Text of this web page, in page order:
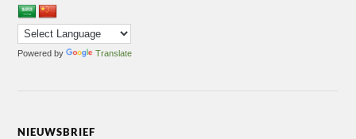
Powered by Translate
NIEUWSBRIEF